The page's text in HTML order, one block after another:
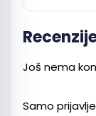
Još nema
Samo